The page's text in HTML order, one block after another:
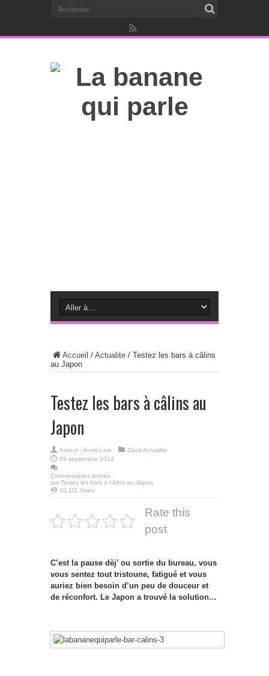
Accueil / Actualite / Testez les bars à câlins
au Japon
Testez les bars à câlins au
Japon
Auteur : Anne-Line DansActualite
29 septembre 2014
Commentaires fermés
sur Testez les bars à câlins au Japon
10,111 Vues
Rate this
post
C’est la pause dèj’ ou sortie du bureau, vous
vous sentez tout tristoune, fatigué et vous
auriez bien besoin d’un peu de douceur et
de réconfort. Le Japon a trouvé la solution…